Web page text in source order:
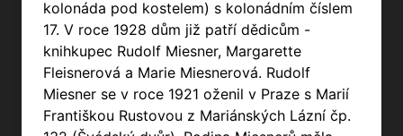
kolonáda pod kostelem) s kolonádním číslem
17. V roce 1928 dům již patří dědicům -
knihkupec Rudolf Miesner, Margarette
Fleisnerová a Marie Miesnerová. Rudolf
Miesner se v roce 1921 oženil v Praze s Marií
Františkou Rustovou z Mariánských Lázní čp.